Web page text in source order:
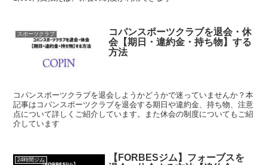
スポーツクラブ
コパンスポーツクラブを退会・休
会【期日・違約金・持ち物】する
方法
コパンスポーツクラブを退会しようかどうかで迷っていませんか？本
記事はコパンスポーツクラブを退会する期日や違約金、持ち物、注意
点について詳しくご紹介しています。また休会の制度についてもご紹
介しています
24時間ジム
【FORBESジム】フォーブスを